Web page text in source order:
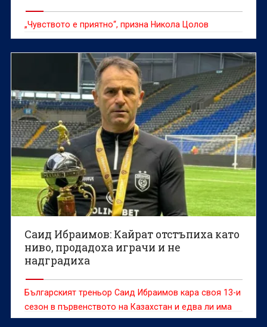
„Чувството е приятно“, призна Никола Цолов
Саид Ибраимов: Кайрат отстъпиха като
ниво, продадоха играчи и не
надградиха
Българският треньор Саид Ибраимов кара своя 13-и
сезон в първенството на Казахстан и едва ли има
човек, който може да говори по-компетентно за